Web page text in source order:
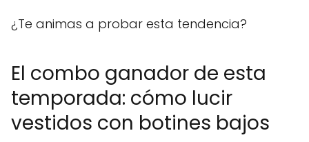
¿Te animas a probar esta tendencia?
El combo ganador de esta
temporada: cómo lucir
vestidos con botines bajos